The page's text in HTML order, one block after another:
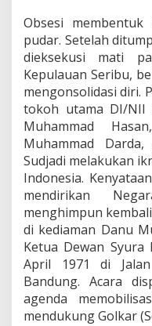
Obsesi
pudar. Setelah
dieksekusi mati
Kepulauan Seribu,
mengonsolidasi diri.
tokoh utama DI/NII
Muhammad
Muhammad
Sudjadi melakukan
Indonesia.
mendirikan
menghimpun
di kediaman Danu
Ketua Dewan Syura
April 1971 di
Bandung. Acara
agenda
mendukung Golkar